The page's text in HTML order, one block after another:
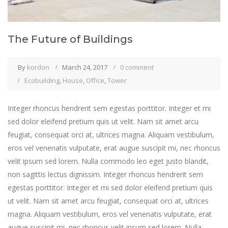
The Future of Buildings
By kordon March 24, 2017
0 comment
Ecobuilding, House, Office,Tower
Integer rhoncus hendrerit sem egestas porttitor. Integer et mi
sed dolor eleifend pretium quis ut velit. Nam sit amet arcu
feugiat, consequat orci at, ultrices magna. Aliquam vestibulum,
eros vel venenatis vulputate, erat augue suscipit mi, nec rhoncus
velit ipsum sed lorem. Nulla commodo leo eget justo blandit,
non sagittis lectus dignissim. Integer rhoncus hendrerit sem
egestas porttitor. Integer et mi sed dolor eleifend pretium quis
ut velit. Nam sit amet arcu feugiat, consequat orci at, ultrices
magna. Aliquam vestibulum, eros vel venenatis vulputate, erat